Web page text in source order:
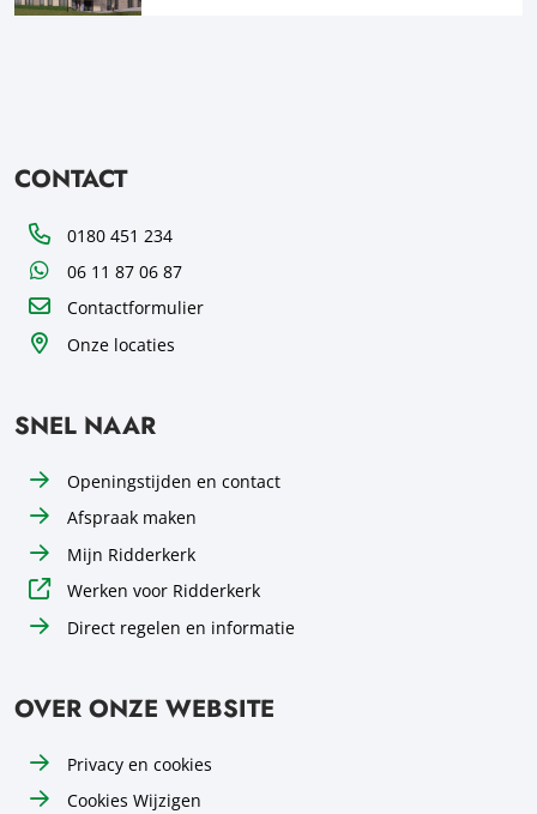
CONTACT
Telefoon0180 451 234
WhatsApp06 11 87 06 87
Contactformulier
Onze locaties
SNEL NAAR
Openingstijden en contact
Afspraak maken
Mijn Ridderkerk
Werken voor Ridderkerk
Direct regelen en informatie
OVER ONZE WEBSITE
Privacy en cookies
Cookies Wijzigen